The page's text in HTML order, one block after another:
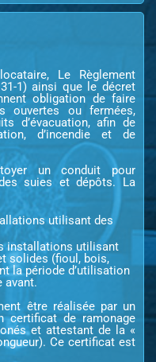
Le Règlement
1) ainsi que le décret
obligation de faire
ouvertes ou fermées,
d’évacuation, afin de
d’incendie et de
un conduit pour
suies et dépôts. La
utilisant des
installations utilisant
solides (fioul, bois,
la période d’utilisation
avant.
être réalisée par un
certificat de ramonage
et attestant de la «
Ce certificat est